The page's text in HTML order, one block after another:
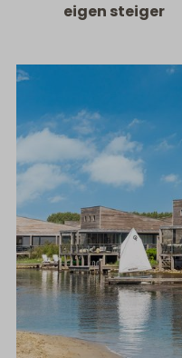
eigen steiger